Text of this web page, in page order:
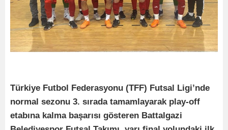
Türkiye Futbol Federasyonu (TFF) Futsal Ligi’nde
normal sezonu 3. sırada tamamlayarak play-off
etabına kalma başarısı gösteren Battalgazi